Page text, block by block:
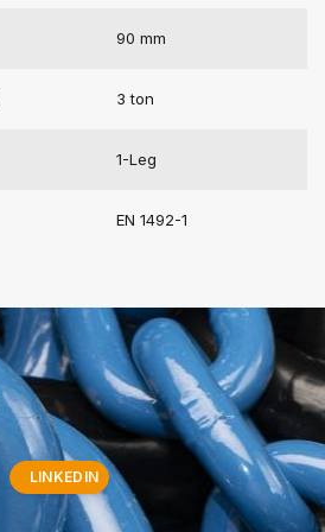
90 mm
3 ton
1-Leg
EN 1492-1
LINKEDIN